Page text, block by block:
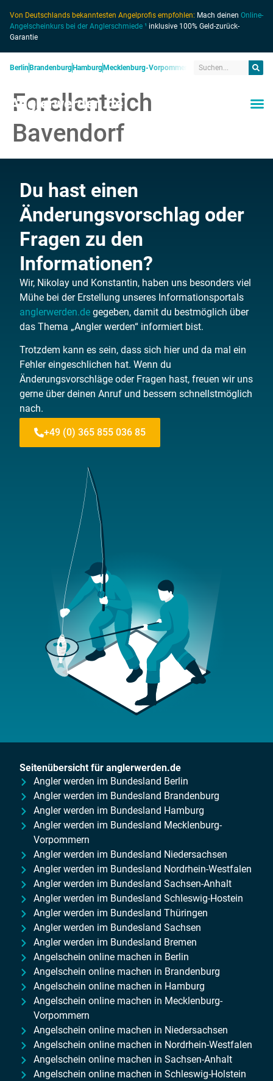
Von Deutschlands bekanntesten Angelprofis empfohlen: Mach deinen Online-
Angelscheinkurs bei der Anglerschmiede ¹ inklusive 100% Geld-zurück-
Garantie
Berlin Brandenburg Hamburg Mecklenburg-Vorpommern Niedersachsen
Anglerwerden.de
Forellenteich
Bavendorf
Du hast einen
Änderungsvorschlag oder
Fragen zu den
Informationen?
Wir, Nikolay und Konstantin, haben uns besonders viel
Mühe bei der Erstellung unseres Informationsportals
anglerwerden.de gegeben, damit du bestmöglich über
das Thema „Angler werden“ informiert bist.
Trotzdem kann es sein, dass sich hier und da mal ein
Fehler eingeschlichen hat. Wenn du
Änderungsvorschläge oder Fragen hast, freuen wir uns
gerne über deinen Anruf und bessern schnellstmöglich
nach.
+49 (0) 365 855 036 85
Seitenübersicht für anglerwerden.de
Angler werden im Bundesland Berlin
Angler werden im Bundesland Brandenburg
Angler werden im Bundesland Hamburg
Angler werden im Bundesland Mecklenburg-
Vorpommern
Angler werden im Bundesland Niedersachsen
Angler werden im Bundesland Nordrhein-Westfalen
Angler werden im Bundesland Sachsen-Anhalt
Angler werden im Bundesland Schleswig-Hostein
Angler werden im Bundesland Thüringen
Angler werden im Bundesland Sachsen
Angler werden im Bundesland Bremen
Angelschein online machen in Berlin
Angelschein online machen in Brandenburg
Angelschein online machen in Hamburg
Angelschein online machen in Mecklenburg-
Vorpommern
Angelschein online machen in Niedersachsen
Angelschein online machen in Nordrhein-Westfalen
Angelschein online machen in Sachsen-Anhalt
Angelschein online machen in Schleswig-Holstein